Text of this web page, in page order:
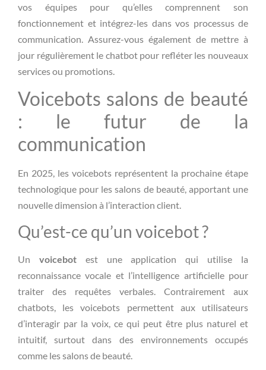
vos équipes pour qu’elles comprennent son
fonctionnement et intégrez-les dans vos processus de
communication. Assurez-vous également de mettre à
jour régulièrement le chatbot pour refléter les nouveaux
services ou promotions.
Voicebots salons de beauté
: le futur de la
communication
En 2025, les voicebots représentent la prochaine étape
technologique pour les salons de beauté, apportant une
nouvelle dimension à l’interaction client.
Qu’est-ce qu’un voicebot ?
Un voicebotest une application qui utilise la
reconnaissance vocale et l’intelligence artificielle pour
traiter des requêtes verbales. Contrairement aux
chatbots, les voicebots permettent aux utilisateurs
d’interagir par la voix, ce qui peut être plus naturel et
intuitif, surtout dans des environnements occupés
comme les salons de beauté.